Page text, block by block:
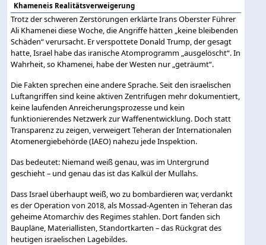
Khameneis Realitätsverweigerung
Trotz der schweren Zerstörungen erklärte Irans Oberster Führer
Ali Khamenei diese Woche, die Angriffe hätten „keine bleibenden
Schäden“ verursacht. Er verspottete Donald Trump, der gesagt
hatte, Israel habe das iranische Atomprogramm „ausgelöscht“. In
Wahrheit, so Khamenei, habe der Westen nur „geträumt“.
Die Fakten sprechen eine andere Sprache. Seit den israelischen
Luftangriffen sind keine aktiven Zentrifugen mehr dokumentiert,
keine laufenden Anreicherungsprozesse und kein
funktionierendes Netzwerk zur Waffenentwicklung. Doch statt
Transparenz zu zeigen, verweigert Teheran der Internationalen
Atomenergiebehörde (IAEO) nahezu jede Inspektion.
Das bedeutet: Niemand weiß genau, was im Untergrund
geschieht – und genau das ist das Kalkül der Mullahs.
Dass Israel überhaupt weiß, wo zu bombardieren war, verdankt
es der Operation von 2018, als Mossad-Agenten in Teheran das
geheime Atomarchiv des Regimes stahlen. Dort fanden sich
Baupläne, Materiallisten, Standortkarten – das Rückgrat des
heutigen israelischen Lagebildes.